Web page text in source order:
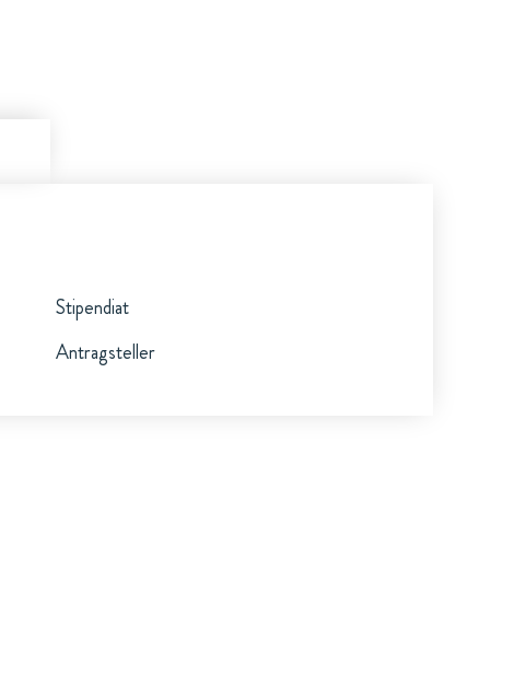
Stipendiat
Antragsteller